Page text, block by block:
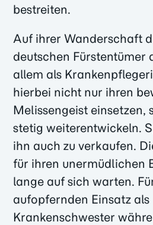
bestreiten.
Auf ihrer Wanderschaft
deutschen Fürstentümer
allem als
hierbei nicht nur ihren
Melissengeist einsetzen,
stetig weiterentwickeln.
ihn auch zu verkaufen.
für ihren unermüdlichen
lange auf sich warten.
aufopfernden Einsatz als
Krankenschwester